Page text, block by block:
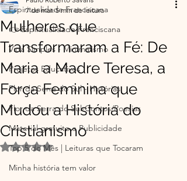
Espiritualidade Franciscana
👉 Espiritualidade Franciscana
Vida Simples - Minimalismo
Projetos Educativos
Flor da Serra do Sul - Histórias
Flor da Serra do Sul-Contos/Poesias
Material gratuito e Publicidade
Top 5 do Mês | Leituras que Tocaram
Minha história tem valor
Mulheres que
Transformaram a Fé: De
Maria a Madre Teresa, a
Força Feminina que
Mudou a História do
Cristianismo
7 de mar. 5 min de leitura
Avaliado com NaN de 5 estrelas.